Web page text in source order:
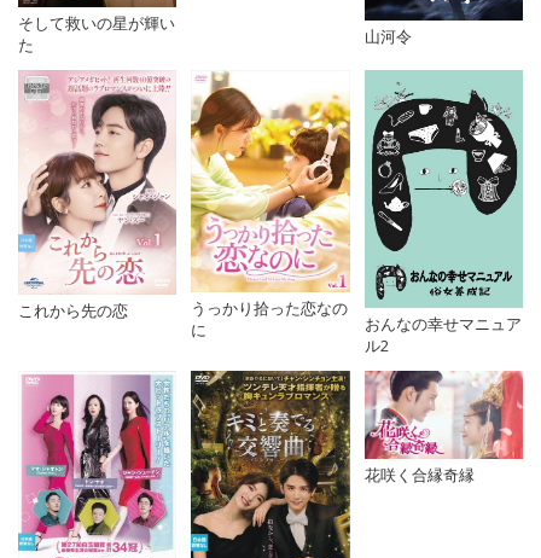
そして救いの星が輝い
た
山河令
これから先の恋
うっかり拾った恋なの
に
おんなの幸せマニュア
ル2
花咲く合縁奇縁